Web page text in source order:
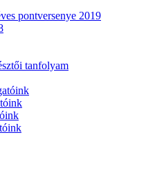
pontversenye 2019
tanfolyam